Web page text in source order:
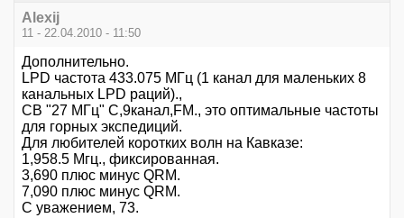
Alexij
11 - 22.04.2010 - 11:50
Дополнительно.
LPD частота 433.075 МГц (1 канал для маленьких 8
канальных LPD раций).,
CB "27 МГц" C,9канал,FM., это оптимальные частоты
для горных экспедиций.
Для любителей коротких волн на Кавказе:
1,958.5 Мгц., фиксированная.
3,690 плюс минус QRM.
7,090 плюс минус QRM.
С уважением, 73.